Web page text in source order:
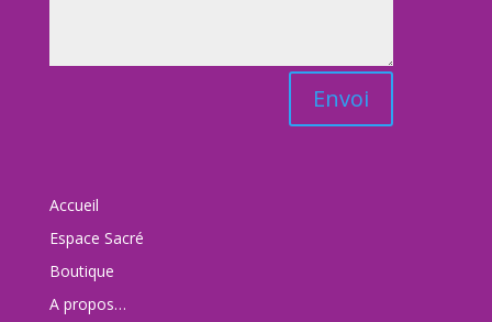
Envoi
Accueil
Espace Sacré
Boutique
A propos…